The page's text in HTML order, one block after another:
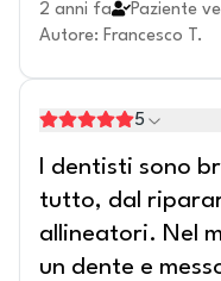
2 anni fa
Paziente
Autore: Francesco T.
5
I dentisti sono
tutto, dal
allineatori. Nel
un dente e